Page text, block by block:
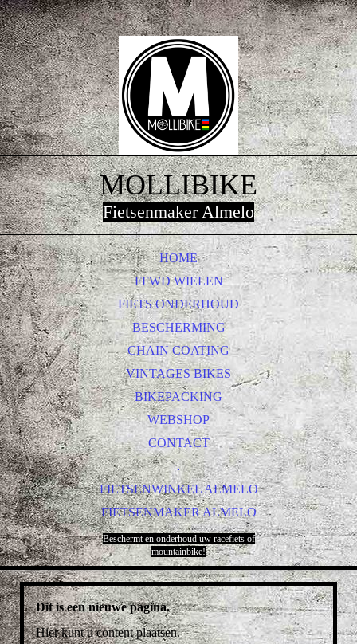
MOLLIBIKE
Fietsenmaker Almelo
HOME
FFWD WIELEN
FIETS ONDERHOUD
BESCHERMING
CHAIN COATING
VINTAGES BIKES
BIKEPACKING
WEBSHOP
CONTACT
.
FIETSENWINKEL ALMELO
FIETSENMAKER ALMELO
Beschermt en onderhoud uw racefiets of
mountainbike!
Dit is een nieuwe pagina.
Hier kunt u content plaatsen.